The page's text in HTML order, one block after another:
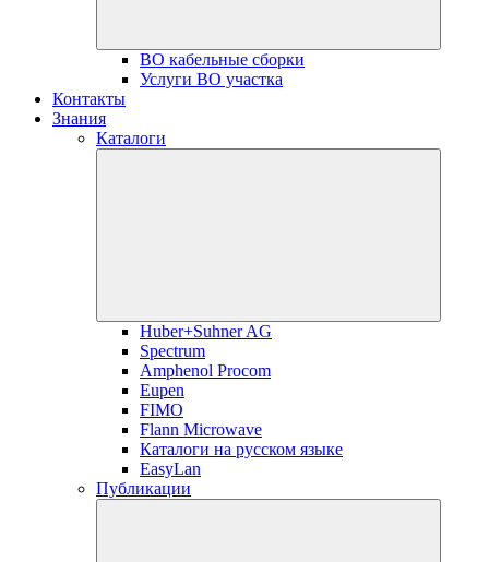
ВО кабельные сборки
Услуги ВО участка
Контакты
Знания
Каталоги
Huber+Suhner AG
Spectrum
Amphenol Procom
Eupen
FIMO
Flann Microwave
Каталоги на русском языке
EasyLan
Публикации